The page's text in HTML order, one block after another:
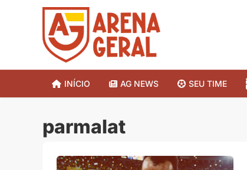
INÍCIO AG NEWS SEU TIME
parmalat